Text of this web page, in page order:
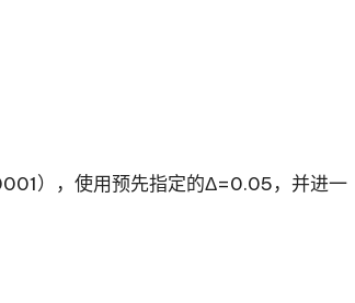
），使用预先指定的Δ=0.05，并进一